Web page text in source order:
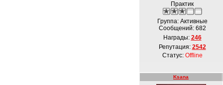
Практик
Группа: Активные
Сообщений: 682
Награды: 246
Репутация: 2542
Статус: Offline
Ksana